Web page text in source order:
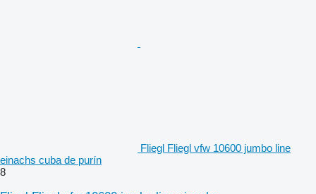
Fliegl Fliegl vfw 10600 jumbo line
einachs cuba de purín
8